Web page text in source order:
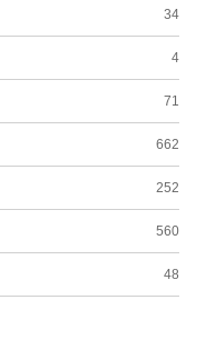
34
4
71
662
252
560
48